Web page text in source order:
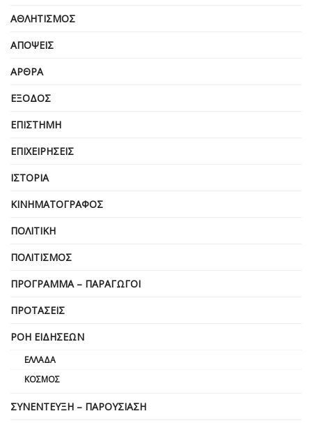
ΑΘΛΗΤΙΣΜΌΣ
ΑΠΌΨΕΙΣ
ΆΡΘΡΑ
ΈΞΟΔΟΣ
ΕΠΙΣΤΉΜΗ
ΕΠΙΧΕΙΡΗΣΕΙΣ
ΙΣΤΟΡΊΑ
ΚΙΝΗΜΑΤΟΓΡΆΦΟΣ
ΠΟΛΙΤΙΚΉ
ΠΟΛΙΤΙΣΜΌΣ
ΠΡΌΓΡΑΜΜΑ – ΠΑΡΑΓΩΓΟΊ
ΠΡΟΤΆΣΕΙΣ
ΡΟΉ ΕΙΔΉΣΕΩΝ
ΕΛΛΆΔΑ
ΚΌΣΜΟΣ
ΣΥΝΈΝΤΕΥΞΗ – ΠΑΡΟΥΣΊΑΣΗ